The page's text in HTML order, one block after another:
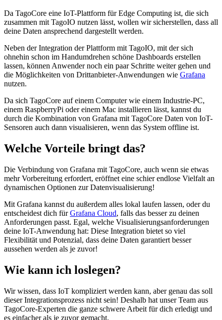
Da TagoCore eine IoT-Plattform für Edge Computing ist, die sich
zusammen mit TagoIO nutzen lässt, wollen wir sicherstellen, dass all
deine Daten ansprechend dargestellt werden.
Neben der Integration der Plattform mit TagoIO, mit der sich
ohnehin schon im Handumdrehen schöne Dashboards erstellen
lassen, können Anwender noch ein paar Schritte weiter gehen und
die Möglichkeiten von Drittanbieter-Anwendungen wie Grafana
nutzen.
Da sich TagoCore auf einem Computer wie einem Industrie-PC,
einem RaspberryPi oder einem Mac installieren lässt, kannst du
durch die Kombination von Grafana mit TagoCore Daten von IoT-
Sensoren auch dann visualisieren, wenn das System offline ist.
Welche Vorteile bringt das?
Die Verbindung von Grafana mit TagoCore, auch wenn sie etwas
mehr Vorbereitung erfordert, eröffnet eine schier endlose Vielfalt an
dynamischen Optionen zur Datenvisualisierung!
Mit Grafana kannst du außerdem alles lokal laufen lassen, oder du
entscheidest dich fürGrafana Cloud, falls das besser zu deinen
Anforderungen passt. Egal, welche Visualisierungsanforderungen
deine IoT-Anwendung hat: Diese Integration bietet so viel
Flexibilität und Potenzial, dass deine Daten garantiert besser
aussehen werden als je zuvor!
Wie kann ich loslegen?
Wir wissen, dass IoT kompliziert werden kann, aber genau das soll
dieser Integrationsprozess nicht sein! Deshalb hat unser Team aus
TagoCore-Experten die ganze schwere Arbeit für dich erledigt und
es einfacher als je zuvor gemacht.